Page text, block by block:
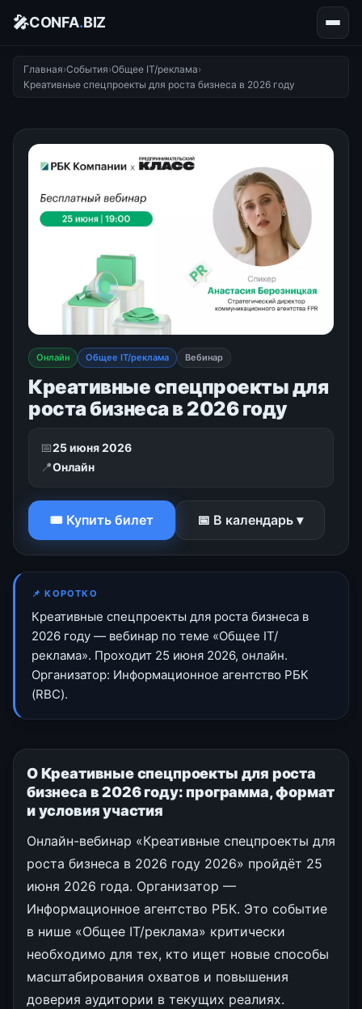
🎤CONFA.BIZ
Главная›События›Общее IT/реклама›
Креативные спецпроекты для роста бизнеса в 2026 году
Онлайн Общее IT/реклама Вебинар
Креативные спецпроекты для
роста бизнеса в 2026 году
📅25 июня 2026
📍Онлайн
🎟 Купить билет 📅 В календарь ▾
📌 КОРОТКО
Креативные спецпроекты для роста бизнеса в
2026 году — вебинар по теме «Общее IT/
реклама». Проходит 25 июня 2026, онлайн.
Организатор: Информационное агентство РБК
(RBC).
О Креативные спецпроекты для роста
бизнеса в 2026 году: программа, формат
и условия участия
Онлайн-вебинар «Креативные спецпроекты для
роста бизнеса в 2026 году 2026» пройдёт 25
июня 2026 года. Организатор —
Информационное агентство РБК. Это событие
в нише «Общее IT/реклама» критически
необходимо для тех, кто ищет новые способы
масштабирования охватов и повышения
доверия аудитории в текущих реалиях.